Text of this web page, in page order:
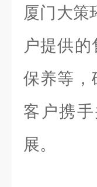
厦门大策
户提供
保养等，
客户携
展。